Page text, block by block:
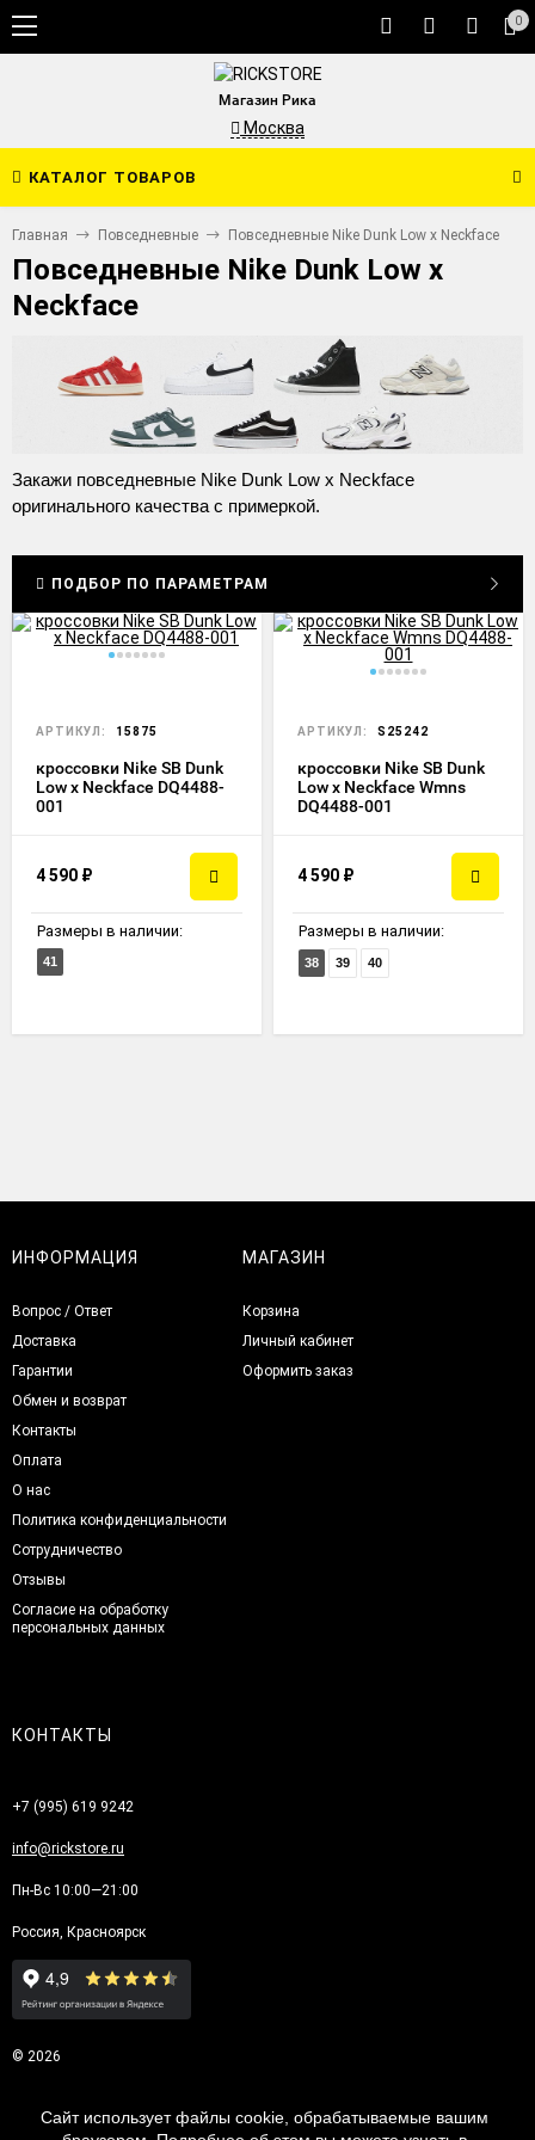
0
Магазин Рика
Москва
КАТАЛОГ ТОВАРОВ
Главная Повседневные Повседневные Nike Dunk Low x Neckface
Повседневные Nike Dunk Low x
Neckface
Закажи повседневные Nike Dunk Low x Neckface
оригинального качества с примеркой.
ПОДБОР ПО ПАРАМЕТРАМ
АРТИКУЛ: 15875
кроссовки Nike SB Dunk
Low x Neckface DQ4488-
001
4 590 ₽
Размеры в наличии:
41
АРТИКУЛ: S25242
кроссовки Nike SB Dunk
Low x Neckface Wmns
DQ4488-001
4 590 ₽
Размеры в наличии:
38 39 40
ИНФОРМАЦИЯ
Вопрос / Ответ
Доставка
Гарантии
Обмен и возврат
Контакты
Оплата
О нас
Политика конфиденциальности
Сотрудничество
Отзывы
Согласие на обработку
персональных данных
МАГАЗИН
Корзина
Личный кабинет
Оформить заказ
КОНТАКТЫ
+7 (995) 619 9242
info@rickstore.ru
Пн-Вс 10:00—21:00
Россия, Красноярск
© 2026
Сайт использует файлы cookie, обрабатываемые вашим